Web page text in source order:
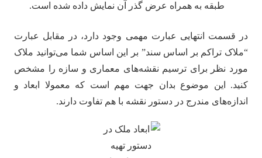
طبقه به همراه عرض گذر آن نمایش داده شده است.
در قسمت انتهایی عبارت مهمی وجود دارد، در مقابل عبارت
“ملاک تراکم بر اساس سند” بر این اساس شما می‌توانید ملاک
مورد نظر برای ترسیم نقشه‌های معماری و سازه را مشخص
کنید. این موضوع بدان جهت مهم است که معمولا ابعاد و
اندازه‌های مندرج در دستور نقشه با هم تفاوت دارند.